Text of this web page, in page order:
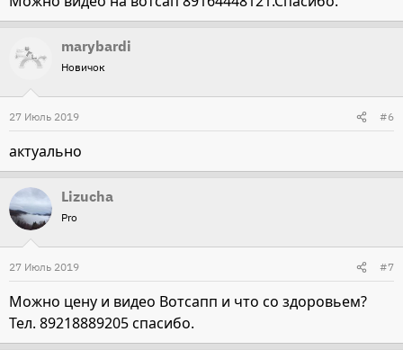
marybardi
Новичок
27 Июль 2019 #6
актуально
Lizucha
Pro
27 Июль 2019 #7
Можно цену и видео Вотсапп и что со здоровьем?
Тел. 89218889205 спасибо.